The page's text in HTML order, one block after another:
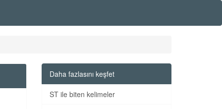
Daha fazlasını keşfet
ST ile biten kelimeler